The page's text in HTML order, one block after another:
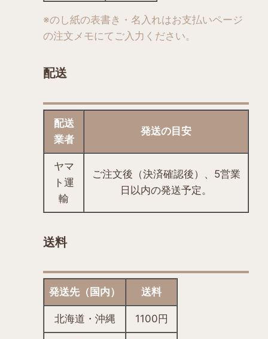
選
す
※のし紙の表書き・名入れはお支払いページ
の注文メモにてご入力ください。
配送
配送
業者
発送の目安
ヤマ
ト運
輸
ご注文後（決済確認後）、5営業
日以内の発送予定。
送料
発送先（国内） 送料
北海道・沖縄 1100円